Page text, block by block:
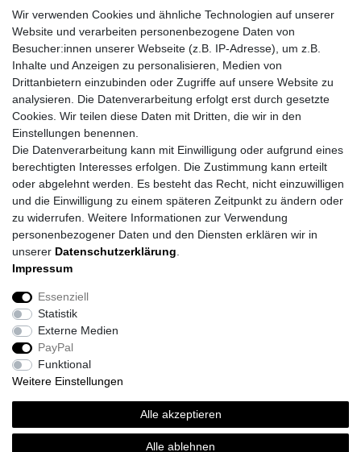
Impressum
Barrierefreiheitserklärung
Versandkosten
© Topi´s Farben GmbH 2026 | Alle Rechte vorbehalten.
Wir verwenden Cookies und ähnliche Technologien auf unserer
Website und verarbeiten personenbezogene Daten von
Besucher:innen unserer Webseite (z.B. IP-Adresse), um z.B.
Inhalte und Anzeigen zu personalisieren, Medien von
Drittanbietern einzubinden oder Zugriffe auf unsere Website zu
analysieren. Die Datenverarbeitung erfolgt erst durch gesetzte
Cookies. Wir teilen diese Daten mit Dritten, die wir in den
Einstellungen benennen.
Die Datenverarbeitung kann mit Einwilligung oder aufgrund eines
berechtigten Interesses erfolgen. Die Zustimmung kann erteilt
oder abgelehnt werden. Es besteht das Recht, nicht einzuwilligen
und die Einwilligung zu einem späteren Zeitpunkt zu ändern oder
zu widerrufen. Weitere Informationen zur Verwendung
personenbezogener Daten und den Diensten erklären wir in
unserer Daten­schutz­erklärung
Impressum
Essenziell
Statistik
Externe Medien
PayPal
Funktional
Weitere Einstellungen
Alle akzeptieren
Alle ablehnen